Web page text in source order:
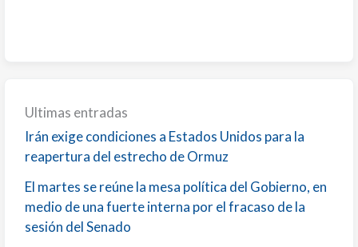
Ultimas entradas
Irán exige condiciones a Estados Unidos para la
reapertura del estrecho de Ormuz
El martes se reúne la mesa política del Gobierno, en
medio de una fuerte interna por el fracaso de la
sesión del Senado